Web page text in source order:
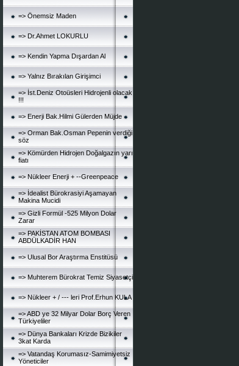
=> Önemsiz Maden
=> Dr.Ahmet LOKURLU
=> Kendin Yapma Dışardan Al
=> Yalnız Bırakılan Girişimci
=> İst.Deniz Otoüsleri Hidrojenli olacak
!!!
=> Enerji Bak.Hilmi Gülerden Müjde
=> Orman Bak.Osman Pepenin verdiği
söz
=> Kömürden Hidrojen Doğalgazın yarı
fiatı
=> Nükleer Enerji + --Greenpeace
=> İdealist Bürokrasiyi Aşamayan
Makina Mucidi
=> Gizli Formül -525 Milyon Dolar
Zarar
=> PAKİSTAN ATOM BOMBASI
ABDÜLKADİR HAN
=> Ulusal Bor Araştırma Enstitüsü
=> Muhterem Bürokrat Temiz Siyasetçi
=> Nükleer + / --- leri Prof.Erhun KULA
=> ABD ye 32 Milyar Dolar Borç Veren
Türkiyeliler
=> Dünya Bankaları Krizde Bizikiler
3kat Karda
=> Vatandaş Korumasız-Samimiyetsiz
Yöneticiler